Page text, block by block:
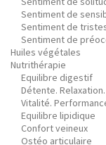
Sentiment de
Sentiment de
Sentiment de
Huiles végétales
Nutrithérapie
Equilibre digestif
Détente.
Vitalité.
Equilibre lipidique
Confort veineux
Ostéo articulaire